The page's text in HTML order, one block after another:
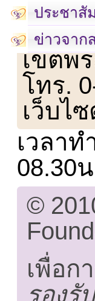
ประชาสั
ข่าวจาก
เลขที่
เขตพ
โทร.
เว็บไ
เวลา
08.30
©
เพื่อก
รองรั